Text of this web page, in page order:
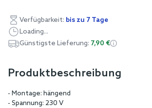
gallery
Verfügbarkeit: bis zu 7 Tage
Loading...
Günstigste Lieferung: 7,90 €
Produktbeschreibung
- Montage: hängend
- Spannung: 230 V